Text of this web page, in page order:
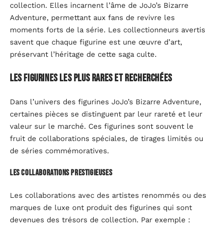
collection. Elles incarnent l’âme de JoJo’s Bizarre
Adventure, permettant aux fans de revivre les
moments forts de la série. Les collectionneurs avertis
savent que chaque figurine est une œuvre d’art,
préservant l’héritage de cette saga culte.
Les figurines les plus rares et recherchées
Dans l’univers des figurines JoJo’s Bizarre Adventure,
certaines pièces se distinguent par leur rareté et leur
valeur sur le marché. Ces figurines sont souvent le
fruit de collaborations spéciales, de tirages limités ou
de séries commémoratives.
Les collaborations prestigieuses
Les collaborations avec des artistes renommés ou des
marques de luxe ont produit des figurines qui sont
devenues des trésors de collection. Par exemple :